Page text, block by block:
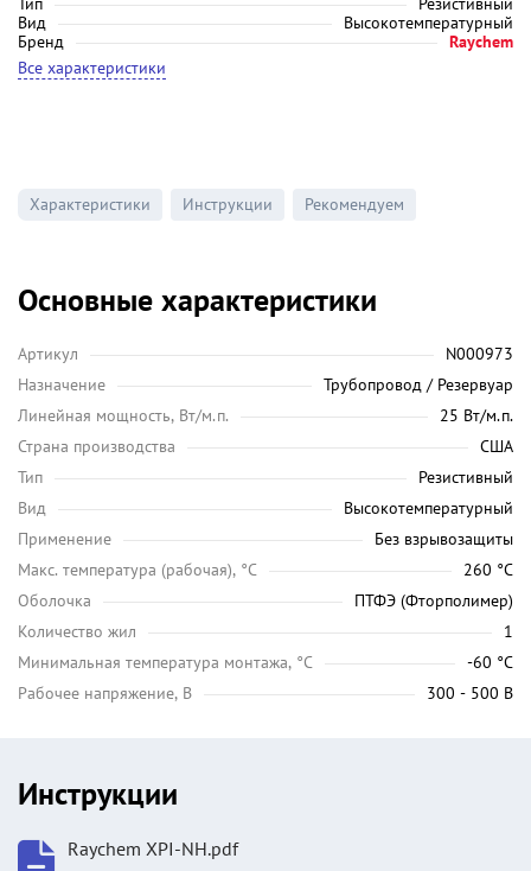
Вид
Высокотемпературный
Бренд
Raychem
Все характеристики
Характеристики Инструкции Рекомендуем
Основные характеристики
Артикул
N000973
Назначение
Трубопровод / Резервуар
Линейная мощность, Вт/м.п.
25 Вт/м.п.
Страна производства
США
Тип
Резистивный
Вид
Высокотемпературный
Применение
Без взрывозащиты
Maкс. температура (рабочая), °C
260 °C
Оболочка
ПТФЭ (Фторполимер)
Количество жил
1
Минимальная температура монтажа, °C
-60 °C
Рабочее напряжение, В
300 - 500 В
Инструкции
Raychem XPI-NH.pdf